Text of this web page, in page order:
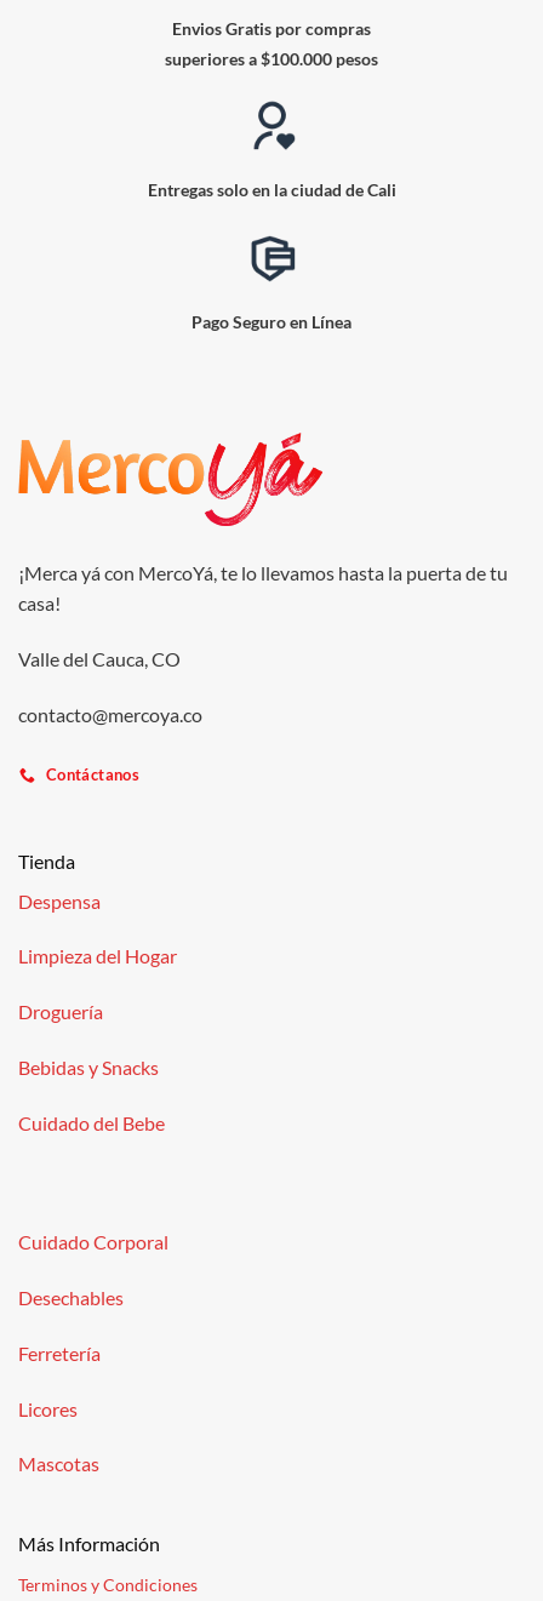
Envios Gratis por compras
superiores a $100.000 pesos
Entregas solo en la ciudad de Cali
Pago Seguro en Línea
¡Merca yá con MercoYá, te lo llevamos hasta la puerta de tu
casa!
Valle del Cauca, CO
contacto@mercoya.co
Contáctanos
Tienda
Despensa
Limpieza del Hogar
Droguería
Bebidas y Snacks
Cuidado del Bebe
Cuidado Corporal
Desechables
Ferretería
Licores
Mascotas
Más Información
Terminos y Condiciones